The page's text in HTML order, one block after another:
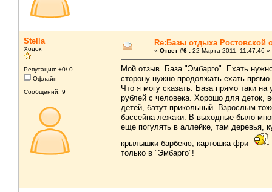
Stella
Ходок
Репутация: +0/-0
Офлайн
Сообщений: 9
Re:Базы отдыха Ростовской
« Ответ #6 : 22 Марта 2011, 11:47:46 »
Мой отзыв. База "Эмбарго". Ехать
сторону нужно продолжать ехать
Что я могу сказать. База прямо таки
рублей с человека. Хорошо для деток,
детей, батут прикольный. Взрослым
бассейна лежаки. В выходные было
еще погулять в аллейке, там деревья,
крылышки барбекю, картошка фри
только в "Эмбарго"!